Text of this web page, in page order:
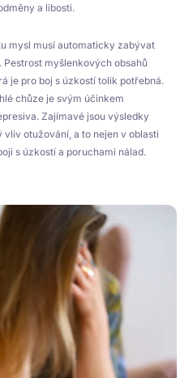
a libosti.
mysl musí automaticky zabývat
Pestrost myšlenkových obsahů
je pro boj s úzkostí tolik potřebná.
chůze je svým účinkem
Zajímavé jsou výsledky
otužování, a to nejen v oblasti
s úzkostí a poruchami nálad.